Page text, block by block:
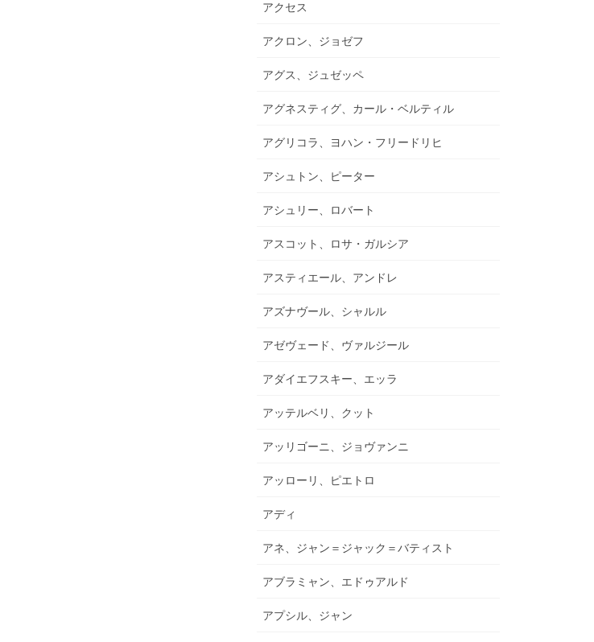
アクセス
アクロン、ジョゼフ
アグス、ジュゼッペ
アグネスティグ、カール・ベルティル
アグリコラ、ヨハン・フリードリヒ
アシュトン、ピーター
アシュリー、ロバート
アスコット、ロサ・ガルシア
アスティエール、アンドレ
アズナヴール、シャルル
アゼヴェード、ヴァルジール
アダイエフスキー、エッラ
アッテルベリ、クット
アッリゴーニ、ジョヴァンニ
アッローリ、ピエトロ
アディ
アネ、ジャン＝ジャック＝バティスト
アブラミャン、エドゥアルド
アプシル、ジャン